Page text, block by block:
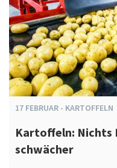
17 FEBRUAR - KARTOFFELN
Kartoffeln: Nichts
schwächer